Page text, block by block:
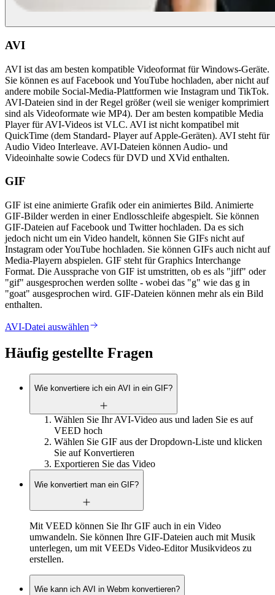
AVI
AVI ist das am besten kompatible Videoformat für Windows-Geräte.
Sie können es auf Facebook und YouTube hochladen, aber nicht auf
andere mobile Social-Media-Plattformen wie Instagram und TikTok.
AVI-Dateien sind in der Regel größer (weil sie weniger komprimiert
sind als Videoformate wie MP4). Der am besten kompatible Media
Player für AVI-Videos ist VLC. AVI ist nicht kompatibel mit
QuickTime (dem Standard- Player auf Apple-Geräten). AVI steht für
Audio Video Interleave. AVI-Dateien können Audio- und
Videoinhalte sowie Codecs für DVD und XVid enthalten.
GIF
GIF ist eine animierte Grafik oder ein animiertes Bild. Animierte
GIF-Bilder werden in einer Endlosschleife abgespielt. Sie können
GIF-Dateien auf Facebook und Twitter hochladen. Da es sich
jedoch nicht um ein Video handelt, können Sie GIFs nicht auf
Instagram oder YouTube hochladen. Sie können GIFs auch nicht auf
Media-Playern abspielen. GIF steht für Graphics Interchange
Format. Die Aussprache von GIF ist umstritten, ob es als "jiff" oder
"gif" ausgesprochen werden sollte - wobei das "g" wie das g in
"goat" ausgesprochen wird. GIF-Dateien können mehr als ein Bild
enthalten.
AVI-Datei auswählen
Häufig gestellte Fragen
Wie konvertiere ich ein AVI in ein GIF?
Wählen Sie Ihr AVI-Video aus und laden Sie es auf
VEED hoch
Wählen Sie GIF aus der Dropdown-Liste und klicken
Sie auf Konvertieren
Exportieren Sie das Video
Wie konvertiert man ein GIF?
Mit VEED können Sie Ihr GIF auch in ein Video
umwandeln. Sie können Ihre GIF-Dateien auch mit Musik
unterlegen, um mit VEEDs Video-Editor Musikvideos zu
erstellen.
Wie kann ich AVI in Webm konvertieren?